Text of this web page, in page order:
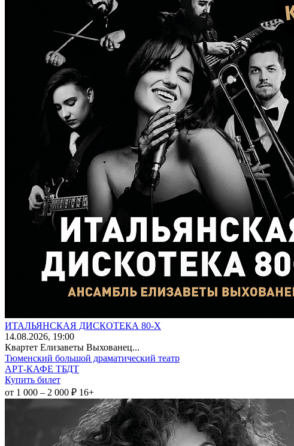
ИТАЛЬЯНСКАЯ ДИСКОТЕКА 80-Х
14.08.2026, 19:00
Квартет Елизаветы Выхованец...
Тюменский большой драматический театр
АРТ-КАФЕ ТБДТ
Купить билет
от 1 000 – 2 000 ₽ 16+